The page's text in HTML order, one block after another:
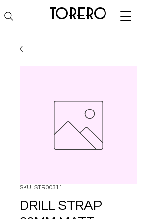
torero
SKU: STR00311
DRILL STRAP